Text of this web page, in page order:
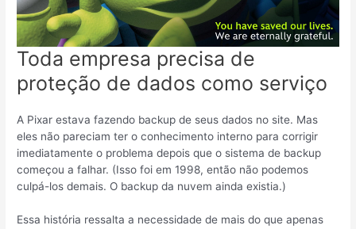
Toda empresa precisa de
proteção de dados como serviço
A Pixar estava fazendo backup de seus dados no site. Mas
eles não pareciam ter o conhecimento interno para corrigir
imediatamente o problema depois que o sistema de backup
começou a falhar. (Isso foi em 1998, então não podemos
culpá-los demais. O backup da nuvem ainda existia.)
Essa história ressalta a necessidade de mais do que apenas